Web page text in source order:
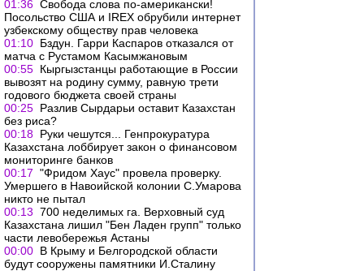
01:36 Свобода слова по-американски!
Посольство США и IREX обрубили интернет
узбекскому обществу прав человека
01:10 Бздун. Гарри Каспаров отказался от
матча с Рустамом Касымжановым
00:55 Кыргызстанцы работающие в России
вывозят на родину сумму, равную трети
годового бюджета своей страны
00:25 Разлив Сырдарьи оставит Казахстан
без риса?
00:18 Руки чешутся... Генпрокуратура
Казахстана лоббирует закон о финансовом
мониторинге банков
00:17 "Фридом Хаус" провела проверку.
Умершего в Навоийской колонии С.Умарова
никто не пытал
00:13 700 неделимых га. Верховный суд
Казахстана лишил "Бен Ладен групп" только
части левобережья Астаны
00:00 В Крыму и Белгородской области
будут сооружены памятники И.Сталину